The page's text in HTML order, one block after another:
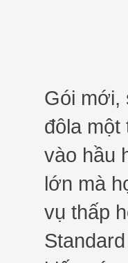
Gói mới,
đôla một
vào hầu
lớn mà
vụ thấp